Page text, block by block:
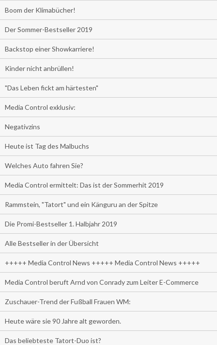
Boom der Klimabücher!
Der Sommer-Bestseller 2019
Backstop einer Showkarriere!
Kinder nicht anbrüllen!
"Das Leben fickt am härtesten"
Media Control exklusiv:
Negativzins
Heute ist Tag des Malbuchs
Welches Auto fahren Sie?
Media Control ermittelt: Das ist der Sommerhit 2019
Rammstein, "Tatort" und ein Känguru an der Spitze
Die Promi-Bestseller 1. Halbjahr 2019
Alle Bestseller in der Übersicht
+++++ Media Control News +++++ Media Control News +++++
Media Control beruft Arnd von Conrady zum Leiter E-Commerce
Zuschauer-Trend der Fußball Frauen WM:
Heute wäre sie 90 Jahre alt geworden.
Das beliebteste Tatort-Duo ist?